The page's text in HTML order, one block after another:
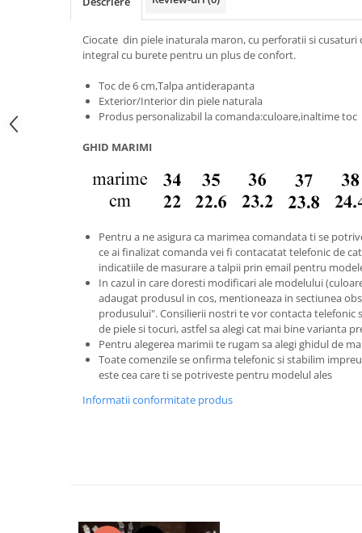
Ciocate din piele inaturala maron, cu perforatii si
integral cu burete pentru un plus de confort.
Toc de 6 cm,Talpa antiderapanta
Exterior/Interior din piele naturala
Produs personalizabil la comanda:culoare,inaltime toc
GHID MARIMI
Pentru a ne asigura ca marimea comandata ti se
ce ai finalizat comanda vei fi contacatat telefonic de
indicatiile de masurare a talpii prin email pentru
In cazul in care doresti modificari ale modelului
adaugat produsul in cos, mentioneaza in sectiunea
produsului". Consilierii nostri te vor contacta telefonic
de piele si tocuri, astfel sa alegi cat mai bine varianta
Pentru alegerea marimii te rugam sa alegi ghidul de
Toate comenzile se onfirma telefonic si stabilim
este cea care ti se potriveste pentru modelul ales
Informatii conformitate produs